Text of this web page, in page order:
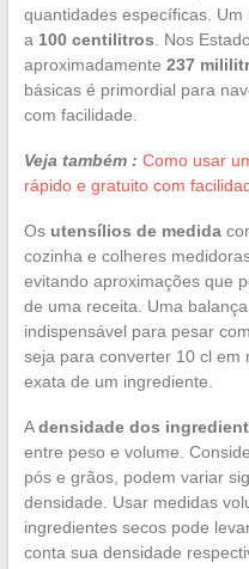
quantidades específicas. Um
a 100 centilitros . Nos
aproximadamente 237
básicas é primordial para
com facilidade.
Veja também : Como usar
rápido e gratuito com
Os utensílios de medida
cozinha e colheres
evitando aproximações que
de uma receita. Uma
indispensável para pesar
seja para converter 10 cl em
exata de um ingrediente.
Adensidade dos
entre peso e volume.
pós e grãos, podem variar
densidade. Usar medidas
ingredientes secos pode
conta sua densidade